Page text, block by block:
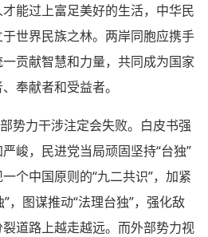
能过上富足美好的生活，中华民
世界民族之林。两岸同胞应携手
贡献智慧和力量，共同成为国家
奉献者和受益者。
势力干涉注定会失败。白皮书强
峻，民进党当局顽固坚持“台独”
个中国原则的“九二共识”，加紧
，图谋推动“法理台独”，强化敌
道路上越走越远。而外部势力视